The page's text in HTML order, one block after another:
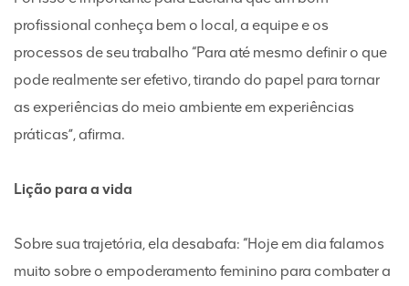
profissional conheça bem o local, a equipe e os
processos de seu trabalho “Para até mesmo definir o que
pode realmente ser efetivo, tirando do papel para tornar
as experiências do meio ambiente em experiências
práticas”, afirma.
Lição para a vida
Sobre sua trajetória, ela desabafa: “Hoje em dia falamos
muito sobre o empoderamento feminino para combater a